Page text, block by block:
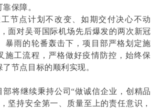
保障。
节点计划不改变、如期交付决心不动
面对吴哥国际机场先后爆发的两次新冠
暴雨的轮番轰击下，项目部严格划定施
施工流程，严格做好疫情防控，始终保
节点目标的顺利实现。
部将继续秉持公司“做诚信企业，创精品
坚持安全第一、质量至上的责任意识，